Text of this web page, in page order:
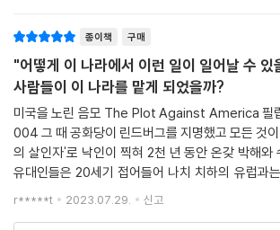
혹하게 돈을 버는 부류와 우리 아버지처럼 만사가 공
무자비하게 순종하는 부류였다.
--- p.354
그는 싸우기를 원한다. 자신의 손으로 없애버리고
지들과 똑같다. 그것이 이 문제의 포학함이다. 자신
을 충실히 따르는 것. 자신이 충실히 따르고 있는 것
와 동시에 제거하고자 하는 것. 그래서 애초에 그는
인물들과 사건들을 작품으로 끌고 들어오면서도 근
지 않았다. 이 책의 말미에 덧붙여진 작품 속에 등장
대기와 역사적 사실들이 작가의 이런 노력을 뒷받
소름 돋는 점이 바로 여기에 있다. 그 모든 최악의 악
있을 법한’ 일이었다는 것이다.
잘못 뽑은 대통령이 할 수 있는 최악의 일
“어떻게 이 나라에서 이런 일이 일어날 수 있을까?
이 나라를 맡게 되었을까? 내 눈으로 직접 보지 않
종이책 구매
"어떻게 이 나라에서 이런 일이 일어날 수 있
사람들이 이 나라를 맡게 되었을까?
미국을 노린 음모 The Plot Against America 필
004 그 때 공화당이 린드버그를 지명했고 모든 것이 변했다. 14 '그리스도
의 살인자'로 낙인이 찍혀 2천 년 동안 온갖 박해와
유대인들은 20세기 접어들어 나치 치하의 유럽과
미국에서도 그 차별은 여전히 존재한다. 예수 그리스도, 저들이 생각하기
r*****t 2023.07.29. 신고